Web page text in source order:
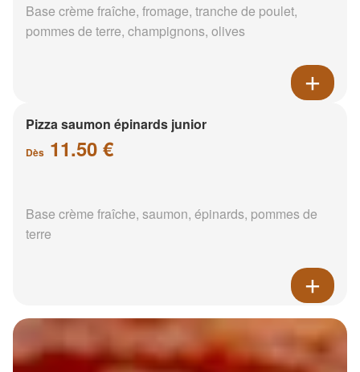
Base crème fraîche, fromage, tranche de poulet,
pommes de terre, champignons, olives
Pizza saumon épinards junior
Dès 11.50 €
Base crème fraîche, saumon, épinards, pommes de
terre